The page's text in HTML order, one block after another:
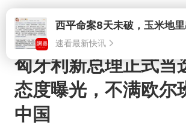
匈牙利新总理正式当
态度曝光，不满欧尔
中国